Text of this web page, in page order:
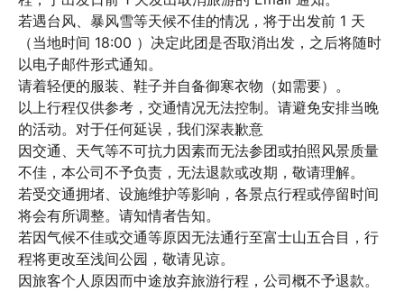
若遇台风、暴风雪等天候不佳的情况，将于出发前 1 天
（当地时间 18:00 ）决定此团是否取消出发，之后将随时
以电子邮件形式通知。
请着轻便的服装、鞋子并自备御寒衣物（如需要）。
以上行程仅供参考，交通情况无法控制。请避免安排当晚
的活动。对于任何延误，我们深表歉意
因交通、天气等不可抗力因素而无法参团或拍照风景质量
不佳，本公司不予负责，无法退款或改期，敬请理解。
若受交通拥堵、设施维护等影响，各景点行程或停留时间
将会有所调整。请知情者告知。
若因气候不佳或交通等原因无法通行至富士山五合目，行
程将更改至浅间公园，敬请见谅。
因旅客个人原因而中途放弃旅游行程，公司概不予退款。